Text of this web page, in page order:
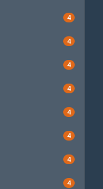
4
4
4
4
4
4
4
4